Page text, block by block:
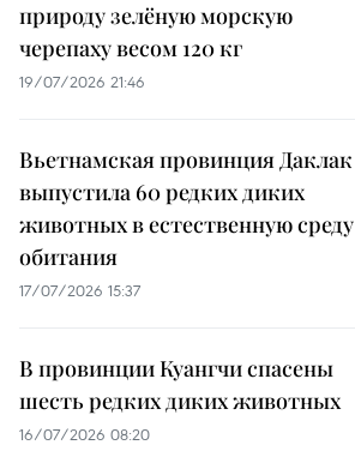
природу зелёную морскую
черепаху весом 120 кг
19/07/2026 21:46
Вьетнамская провинция Даклак
выпустила 60 редких диких
животных в естественную среду
обитания
17/07/2026 15:37
В провинции Куангчи спасены
шесть редких диких животных
16/07/2026 08:20